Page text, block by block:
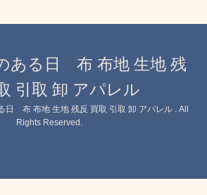
ある日 布 布地 生地 残
引取 卸 アパレル
日 布 布地 生地 残反 買取 引取 卸 アパレル
. All
Rights Reserved.